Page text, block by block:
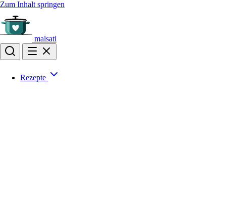
Zum Inhalt springen
malsati
Rezepte